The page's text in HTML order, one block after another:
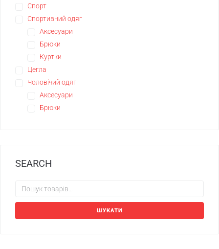
Спорт
Спортивний одяг
Аксесуари
Брюки
Куртки
Цегла
Чоловічий одяг
Аксесуари
Брюки
SEARCH
ШУКАТИ